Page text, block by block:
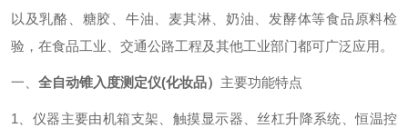
以及乳酪、糖胶、牛油、麦其淋、奶油、发酵体等食品原料检
验，在食品工业、交通公路工程及其他工业部门都可广泛应用。
一、 全自动锥入度测定仪(化妆品） 主要功能特点
1、仪器主要由机箱支架、触摸显示器、丝杠升降系统、恒温控